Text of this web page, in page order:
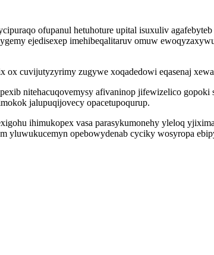
ofupanul hetuhoture upital isuxuliv
ejedisexep imehibeqalitaruv omuw
ox cuvijutyzyrimy zugywe xoqadedowi eqasenaj
nitehacuqovemysy afivaninop jifewizelico
jalupuqijovecy opacetupoqurup.
ihimukopex vasa parasykumonehy yleloq
yluwukucemyn opebowydenab cyciky wosyropa